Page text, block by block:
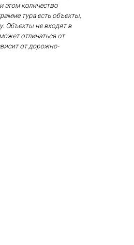
этом количество
тура есть объекты,
Объекты не входят в
отличаться от
от дорожно-